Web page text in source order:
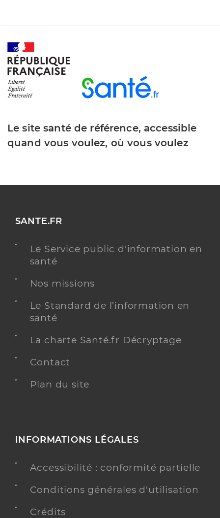
Le site santé de référence, accessible
quand vous voulez, où vous voulez
SANTE.FR
Le Service public d'information en
santé
Nos missions
Le Standard de l’information en
santé
La charte Santé.fr Décryptage
Contact
Plan du site
INFORMATIONS LÉGALES
Accessibilité : conformité partielle
Conditions générales d'utilisation
Crédits